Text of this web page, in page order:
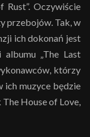
Rust”. Oczywiście
przebojów. Tak, w
ich dokonań jest
„The Last
którzy
ich muzyce będzie
House of Love,